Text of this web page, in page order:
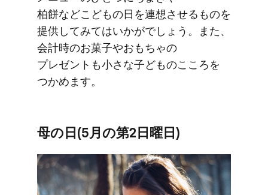
柏餅などこどもの​日を​連想させる​ものを​
提供してみては​いかがでしょう。​また、​
会計時の​お菓子や​おもちゃの​
プレゼントも​小さな​子どもの​こころを​
つかめます。
母の​日(5月の​第2日曜日)